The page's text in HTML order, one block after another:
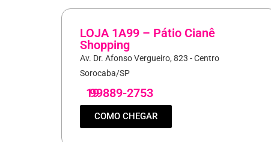
LOJA 1A99 – Pátio Cianê
Shopping
Av. Dr. Afonso Vergueiro, 823 - Centro
Sorocaba/SP
19
99889-2753
COMO CHEGAR